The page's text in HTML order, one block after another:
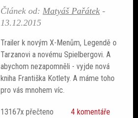
Článek od: Matyáš Pařátek -
13.12.2015
Trailer k novým X-Menům, Legendě o
Tarzanovi a novému Spielbergovi. A
abychom nezapomněli - vyjde nová
kniha Františka Kotlety. A máme toho
pro vás mnohem víc.
13167x přečteno 4 komentáře